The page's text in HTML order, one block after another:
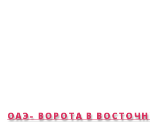
ОАЭ- ВОРОТА В